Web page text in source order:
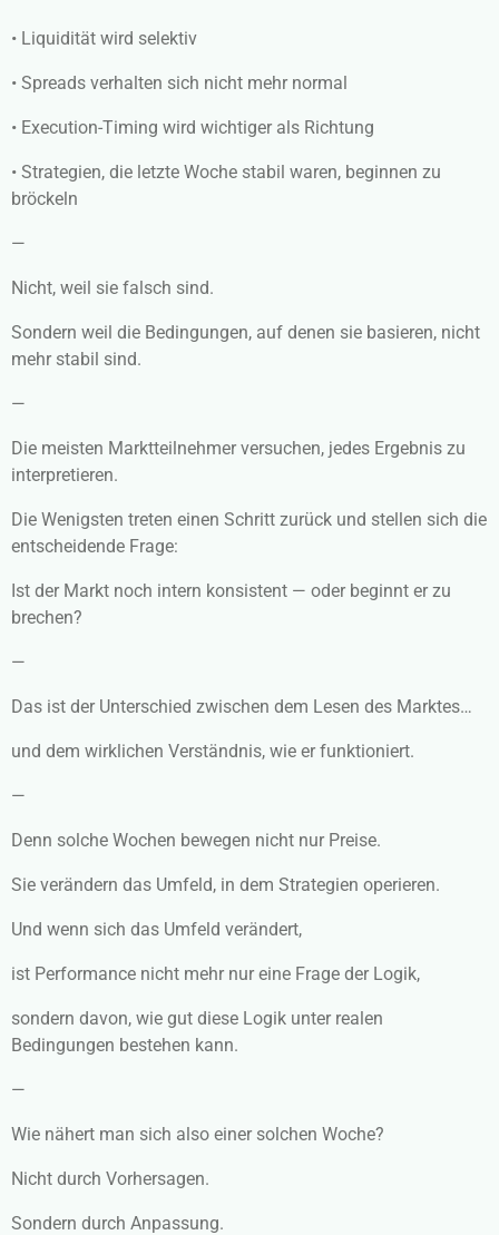
• Liquidität wird selektiv
• Spreads verhalten sich nicht mehr normal
• Execution-Timing wird wichtiger als Richtung
• Strategien, die letzte Woche stabil waren, beginnen zu
bröckeln
—
Nicht, weil sie falsch sind.
Sondern weil die Bedingungen, auf denen sie basieren, nicht
mehr stabil sind.
—
Die meisten Marktteilnehmer versuchen, jedes Ergebnis zu
interpretieren.
Die Wenigsten treten einen Schritt zurück und stellen sich die
entscheidende Frage:
Ist der Markt noch intern konsistent — oder beginnt er zu
brechen?
—
Das ist der Unterschied zwischen dem Lesen des Marktes…
und dem wirklichen Verständnis, wie er funktioniert.
—
Denn solche Wochen bewegen nicht nur Preise.
Sie verändern das Umfeld, in dem Strategien operieren.
Und wenn sich das Umfeld verändert,
ist Performance nicht mehr nur eine Frage der Logik,
sondern davon, wie gut diese Logik unter realen
Bedingungen bestehen kann.
—
Wie nähert man sich also einer solchen Woche?
Nicht durch Vorhersagen.
Sondern durch Anpassung.